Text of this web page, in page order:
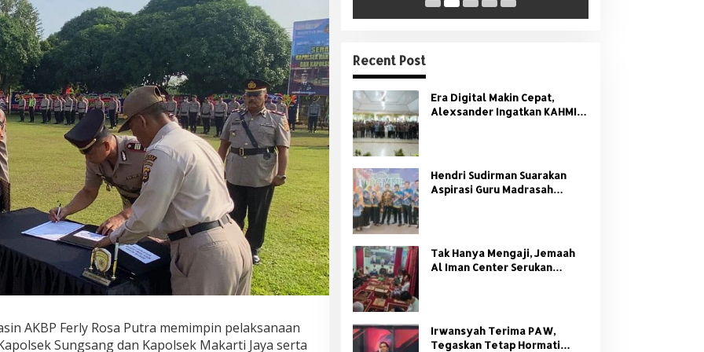
AKBP Ferly Rosa Putra memimpin pelaksanaan
Sungsang dan Kapolsek Makarti Jaya serta
Recent Post
Era Digital Makin Cepat,
Alexsander Ingatkan KAHMI:
Hendri Sudirman Suarakan
Aspirasi Guru Madrasah
Tak Hanya Mengaji, Jemaah
Al Iman Center Serukan
Irwansyah Terima PAW,
Tegaskan Tetap Hormati